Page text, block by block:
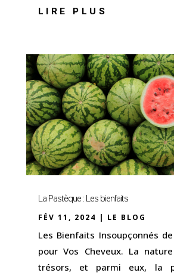
LIRE PLUS
La Pastèque : Les bienfaits
FÉV 11, 2024 | LE BLOG
Les Bienfaits Insoupçonnés
pour Vos Cheveux. La
trésors, et parmi eux, la